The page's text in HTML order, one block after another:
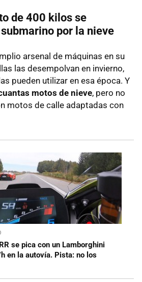
de 400 kilos se
por la nieve
arsenal de máquinas en su
las desempolvan en invierno,
pueden utilizar en esa época. Y
motos de nieve, pero no
motos de calle adaptadas con
se pica con un Lamborghini
en la autovía. Pista: no los